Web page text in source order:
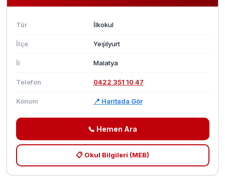
Tür İlkokul
İlçe Yeşi̇lyurt
İl Malatya
Telefon 0422 351 10 47
Konum 📍 Haritada Gör
📞 Hemen Ara
📋 Okul Bilgileri (MEB)